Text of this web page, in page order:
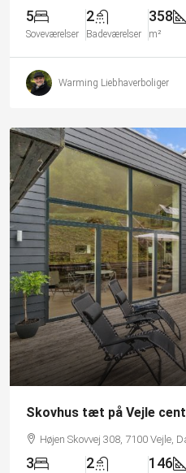
5
Soveværelser
2
Badeværelser
358
m²
Warming Liebhaverboliger
Skovhus tæt på Vejle
Højen Skovvej 308, 7100 Vejle,
3 2 146